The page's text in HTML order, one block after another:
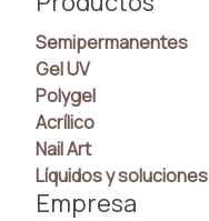
Semipermanentes
Gel UV
Polygel
Acrílico
Nail Art
Líquidos y soluciones
Empresa